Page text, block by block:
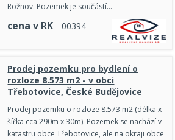
Rožnov. Pozemek je součástí…
cena v RK 00394
Prodej pozemku pro bydlení o
rozloze 8.573 m2 - v obci
Třebotovice, České Budějovice
Prodej pozemku o rozloze 8.573 m2 (délka x
šířka cca 290m x 30m). Pozemek se nachází v
katastru obce Třebotovice, ale na okraji obce